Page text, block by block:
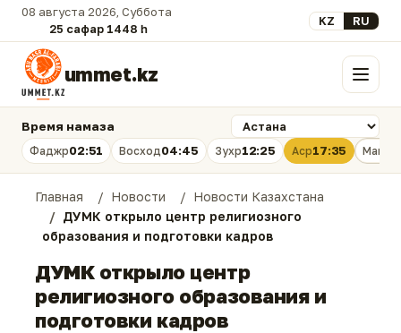
08 августа 2026, Суббота
25 сафар 1448 һ.
Выберите язык
KZ RU
ummet.kz Меню
Время намаза
Фаджр02:51 Восход04:45 Зухр12:25 Аср17:35
Главная Новости
Новости Казахстана
ДУМК открыло центр религиозного
образования и подготовки кадров
ДУМК открыло центр
религиозного образования и
подготовки кадров